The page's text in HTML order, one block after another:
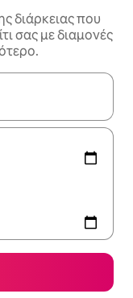
διάρκειας που
σας με διαμονές
μπορείτε να